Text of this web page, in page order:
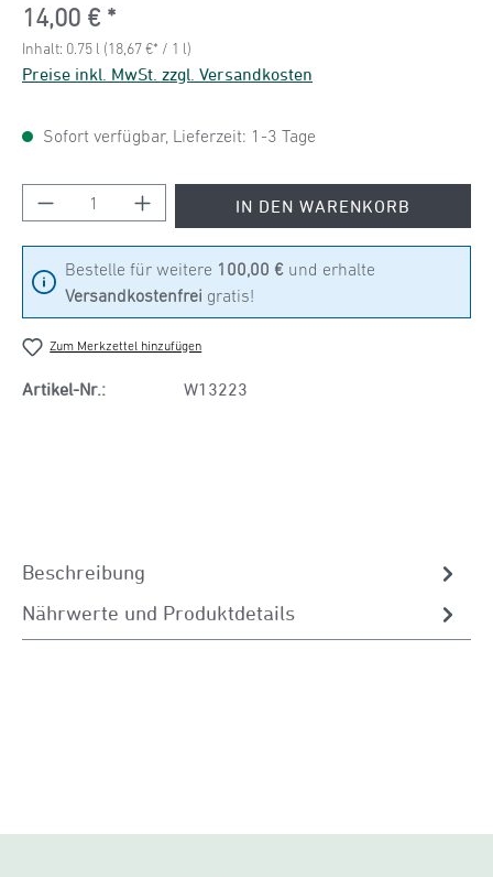
Regulärer Preis:
14,00 €
Inhalt: 0.75 l (18,67 €* / 1 l)
Preise inkl. MwSt. zzgl. Versandkosten
Sofort verfügbar, Lieferzeit: 1-3 Tage
Produkt Anzahl: Gib den gewünschten Wert
IN DEN WARENKORB
Bestelle für weitere 100,00 € und erhalte
Versandkostenfrei gratis!
Zum Merkzettel hinzufügen
Artikel-Nr.: W13223
Beschreibung
Nährwerte und Produktdetails